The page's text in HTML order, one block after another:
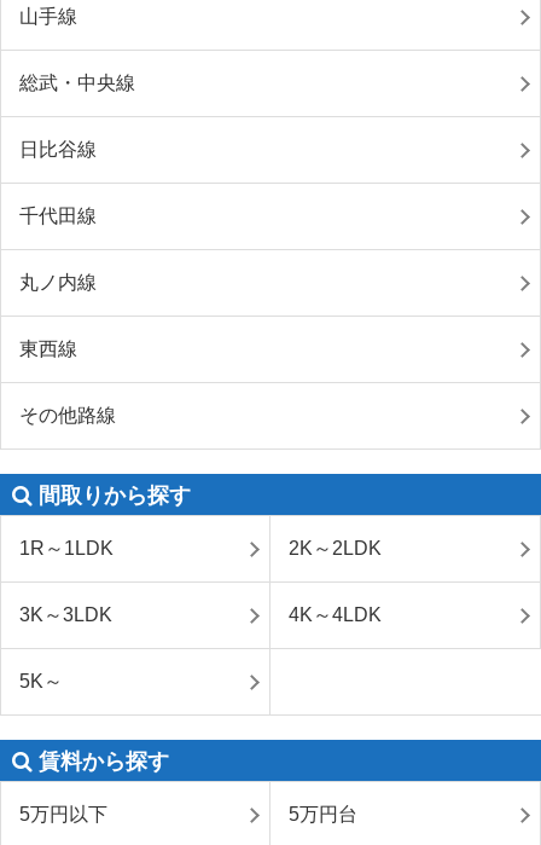
山手線
総武・中央線
日比谷線
千代田線
丸ノ内線
東西線
その他路線
間取りから探す
1R～1LDK 2K～2LDK
3K～3LDK 4K～4LDK
5K～
賃料から探す
5万円以下 5万円台